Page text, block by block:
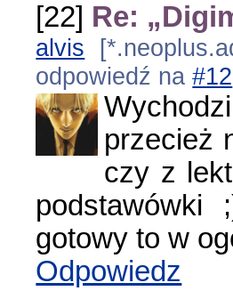
[22] Re:
alvis
odpowiedź na#12
przecież
czy z
gotowy to w
Odpowiedz